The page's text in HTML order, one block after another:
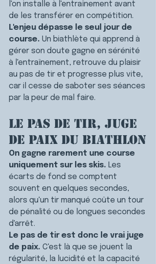
l'on installe à l'entraînement avant
de les transférer en compétition.
L'enjeu dépasse le seul jour de
course. Un biathlète qui apprend à
gérer son doute gagne en sérénité
à l'entraînement, retrouve du plaisir
au pas de tir et progresse plus vite,
car il cesse de saboter ses séances
par la peur de mal faire.
Le pas de tir, juge
de paix du biathlon
On gagne rarement une course
uniquement sur les skis. Les
écarts de fond se comptent
souvent en quelques secondes,
alors qu'un tir manqué coûte un tour
de pénalité ou de longues secondes
d'arrêt.
Le pas de tir est donc le vrai juge
de paix. C'est là que se jouent la
régularité, la lucidité et la capacité